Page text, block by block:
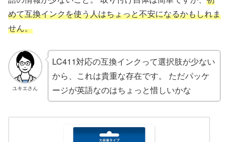
めて互換インクを使う人はちょっと不安になるかもしれま
せん。
ユキエさん
LC411対応の互換インクって選択肢が少ない
から、これは貴重な存在です。 ただパッケ
ージが英語なのはちょっと惜しいかな